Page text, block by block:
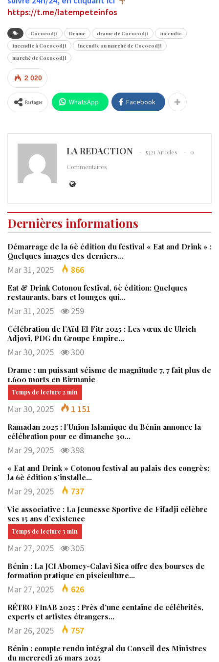
https://t.me/latempeteinfos
Cococodji Drame drame de Cococodji
incendie
incendie à Cococodji
incendie au marché de Cococodji
marché de Cococodji
2 020
Partager WhatsApp Facebook
LA REDACTION 5321 Articles
0
Commentaires
Dernières informations
Démarrage de la 6è édition du festival « Eat and Drink » :
Quelques images des derniers…
Mar 31, 2025 866
Eat & Drink Cotonou festival, 6è édition: Quelques
restaurants, bars et lounges qui…
Mar 31, 2025 259
Célébration de l’Aïd El Fitr 2025 : Les vœux de Ulrich
Adjovi, PDG du Groupe Empire…
Mar 30, 2025 300
Drame : un puissant séisme de magnitude 7, 7 fait plus de
1.600 morts en Birmanie
Mar 30, 2025 1 151
Ramadan 2025 : l’Union Islamique du Bénin annonce la
célébration pour ce dimanche 30…
Mar 29, 2025 398
« Eat and Drink » Cotonou festival au palais des congrès:
la 6è édition s’installe…
Mar 29, 2025 737
Vie associative : La Jeunesse Sportive de Fifadji célèbre
ses 15 ans d’existence
Mar 27, 2025 305
Bénin : La JCI Abomey-Calavi Sica offre des bourses de
formation pratique en pisciculture…
Mar 27, 2025 626
RÉTRO FInAB 2025 : Près d’une centaine de célébrités,
experts et artistes étrangers…
Mar 26, 2025 757
Bénin : compte rendu intégral du Conseil des Ministres
du mercredi 26 mars 2025